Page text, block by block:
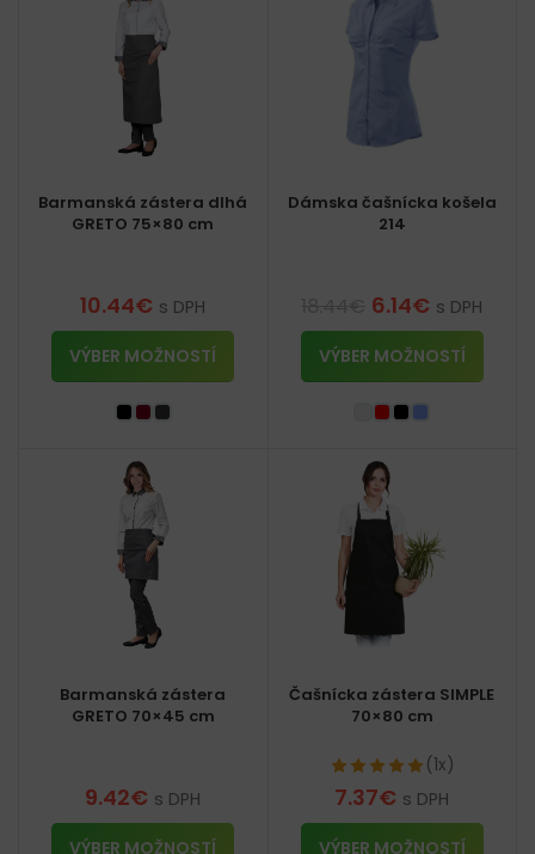
Barmanská zástera dlhá
GRETO 75×80 cm
10.44€ s DPH
VÝBER MOŽNOSTÍ
Dámska čašnícka košela
214
6.14€ s DPH
VÝBER MOŽNOSTÍ
Barmanská zástera
GRETO 70×45 cm
9.42€ s DPH
VÝBER MOŽNOSTÍ
Čašnícka zástera SIMPLE
70×80 cm
(1x)
7.37€ s DPH
VÝBER MOŽNOSTÍ